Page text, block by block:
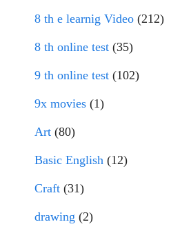
8 th e learnig Video (212)
8 th online test (35)
9 th online test (102)
9x movies (1)
Art (80)
Basic English (12)
Craft (31)
drawing (2)